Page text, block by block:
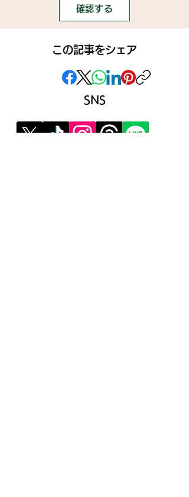
確認する
この記事をシェア
SNS